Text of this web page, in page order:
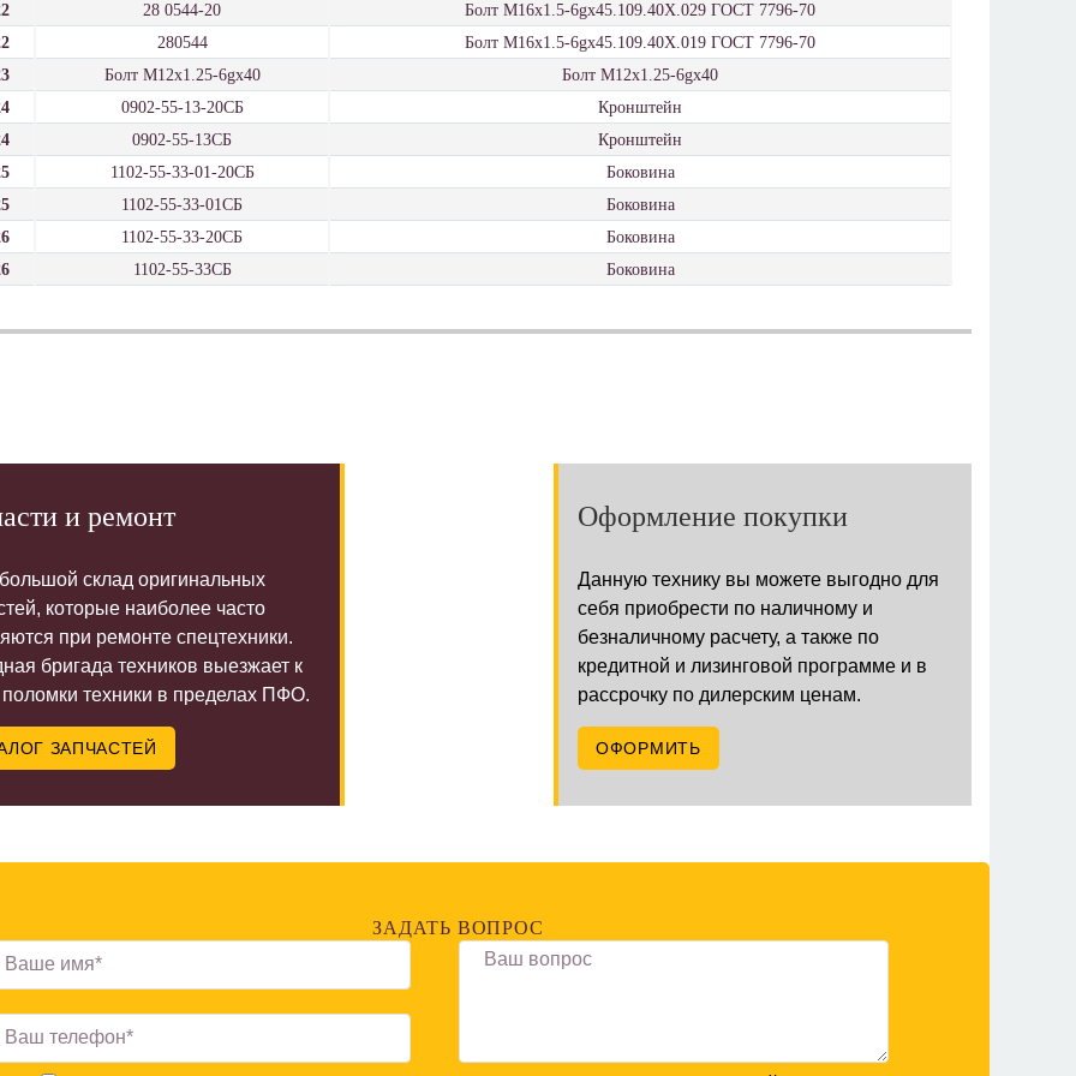
28 0544-20
Болт М16х1.5-6gх45.109.40Х.029 ГОСТ 7796-70
280544
Болт М16х1.5-6gх45.109.40Х.019 ГОСТ 7796-70
Болт М12x1.25-6gx40
Болт М12x1.25-6gx40
0902-55-13-20СБ
Кронштейн
0902-55-13СБ
Кронштейн
1102-55-33-01-20СБ
Боковина
1102-55-33-01СБ
Боковина
1102-55-33-20СБ
Боковина
1102-55-33СБ Боковина
и ремонт
склад оригинальных
которые наиболее часто
при ремонте спецтехники.
бригада техников выезжает к
поломки техники в пределах ПФО.
ЗАПЧАСТЕЙ
Оформление покупки
Данную технику вы можете выгодно для
себя приобрести по наличному и
безналичному расчету, а также по
кредитной и лизинговой программе и в
рассрочку по дилерским ценам.
ОФОРМИТЬ
ЗАДАТЬ ВОПРОС